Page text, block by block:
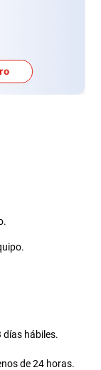
días hábiles.
de 24 horas.